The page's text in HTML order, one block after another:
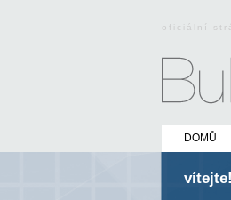
oficiální
DOMŮ
vítejte!